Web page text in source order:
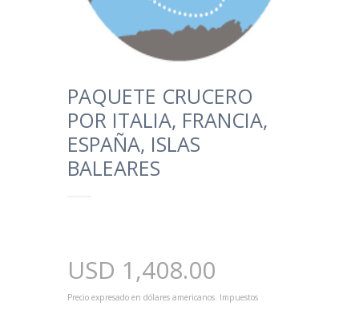
PAQUETE CRUCERO
POR ITALIA, FRANCIA,
ESPAÑA, ISLAS
BALEARES
USD 1,408.00
Precio expresado en dólares americanos. Impuestos